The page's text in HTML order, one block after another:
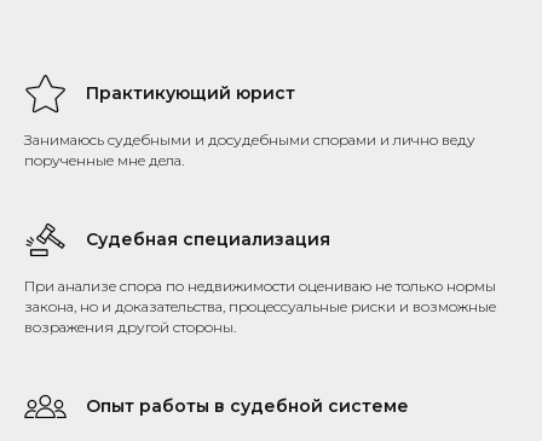
Практикующий юрист
Занимаюсь судебными и досудебными спорами и лично веду
порученные мне дела.
Судебная специализация
При анализе спора по недвижимости оцениваю не только нормы
закона, но и доказательства, процессуальные риски и возможные
возражения другой стороны.
Опыт работы в судебной системе